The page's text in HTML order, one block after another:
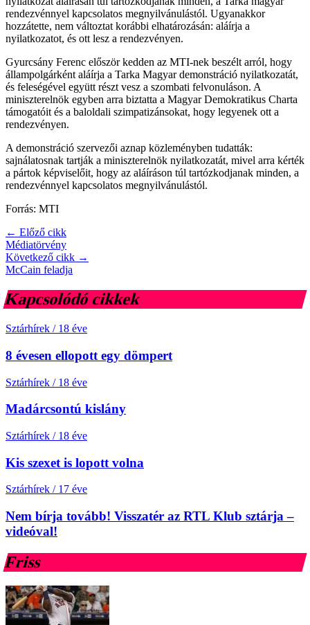
rendezvénnyel kapcsolatos megnyilvánulástól. Ugyanakkor
hozzátette, nem változtat korábbi elhatározásán: aláírja a
nyilatkozatot, és ott lesz a rendezvényen.
Gyurcsány Ferenc először kedden az MTI-nek beszélt arról, hogy
állampolgárként aláírja a Tarka Magyar demonstráció nyilatkozatát,
és feleségével együtt részt vesz a szombati felvonuláson. A
miniszterelnök egyben arra biztatta a Magyar Demokratikus Charta
támogatóit és a baloldali szimpatizánsokat, hogy legyenek ott a
rendezvényen.
A demonstráció szervezői aznap közleményben tudatták:
sajnálatosnak tartják a miniszterelnök nyilatkozatát, mivel arra kérték
a pártok képviselőit, hogy az aláíráson túl tartózkodjanak minden, a
rendezvénnyel kapcsolatos megnyilvánulástól.
Forrás: MTI
← Előző cikk
Médiatörvény
Következő cikk →
McCain feladja
Kapcsolódó cikkek
Sztárhírek / 18 éve
8 évesen ellopott egy dömpert
Sztárhírek / 18 éve
Madárcsontú kislány
Sztárhírek / 18 éve
Kis szexet is lopott volna
Sztárhírek / 17 éve
Nem bírja tovább! Visszatér az RTL Klub sztárja –
videóval!
Friss